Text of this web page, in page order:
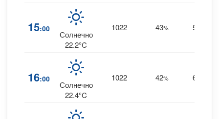
15:00
Солнечно
22.2°C
1022 43% 5
16:00
Солнечно
22.4°C
1022 42% 6